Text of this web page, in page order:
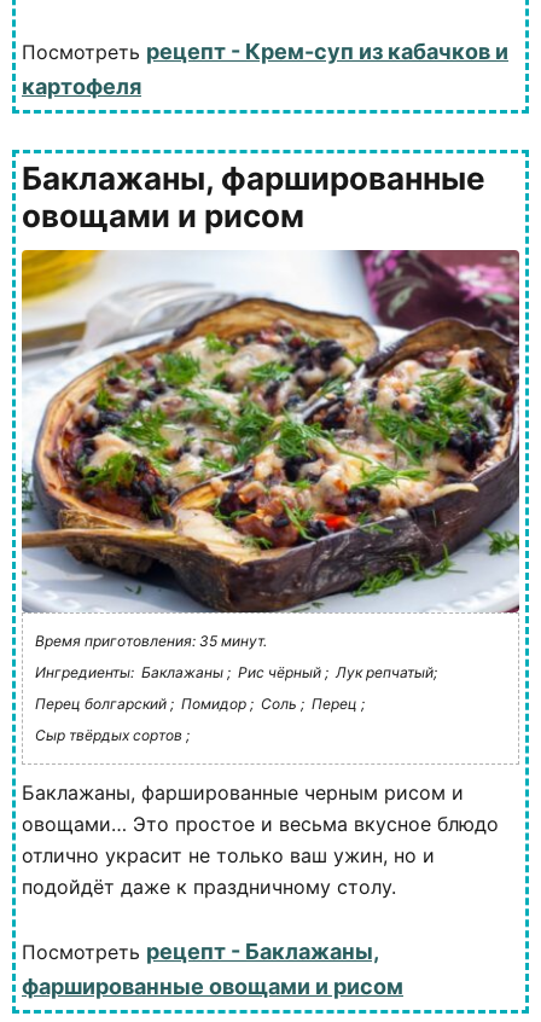
Посмотреть рецепт - Крем-суп из кабачков и
картофеля
Баклажаны, фаршированные
овощами и рисом
Время приготовления: 35 минут.
Ингредиенты: Баклажаны ; Рис чёрный ; Лук репчатый;
Перец болгарский ; Помидор ; Соль ; Перец ;
Сыр твёрдых сортов ;
Баклажаны, фаршированные черным рисом и
овощами… Это простое и весьма вкусное блюдо
отлично украсит не только ваш ужин, но и
подойдёт даже к праздничному столу.
Посмотреть рецепт - Баклажаны,
фаршированные овощами и рисом